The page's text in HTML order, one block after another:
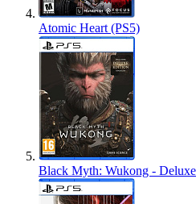
Atomic Heart (PS5)
Black Myth: Wukong -